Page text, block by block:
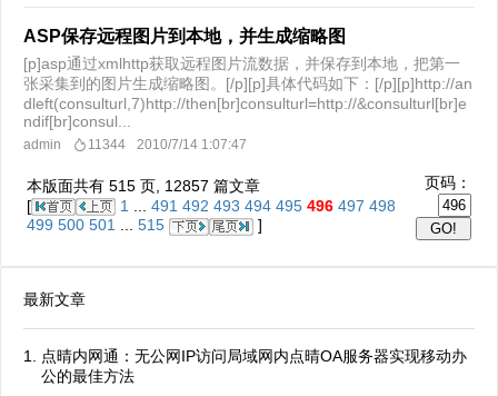
ASP保存远程图片到本地，并生成缩略图
[p]asp通过xmlhttp获取远程图片流数据，并保存到本地，把第一
张采集到的图片生成缩略图。[/p][p]具体代码如下：[/p][p]http://an
dleft(consulturl,7)http://then[br]consulturl=http://&consulturl[br]e
ndif[br]consul...
admin 11344 2010/7/14 1:07:47
本版面共有 515 页, 12857 篇文章
[
1 491 492 493 494 495 496 497 498
499 500 501 ... 515 ]
页码：
最新文章
点晴内网通：无公网IP访问局域网内点晴OA服务器实现移动办
公的最佳方法